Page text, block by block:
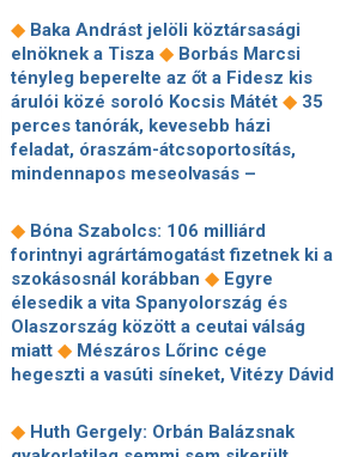
◆ Baka Andrást jelöli köztársasági
elnöknek a Tisza ◆ Borbás Marcsi
tényleg beperelte az őt a Fidesz kis
árulói közé soroló Kocsis Mátét ◆ 35
perces tanórák, kevesebb házi
feladat, óraszám-átcsoportosítás,
mindennapos meseolvasás –
tagozatos javaslatcsomagja
Lemond és az egyetemről is távozik
az Ádám Zoltánt kirúgó corvinusos
rektorhelyettes
Katasztrófavédelem: Ez már nekünk is
sok! És sajnos nem látjuk a végét
◆
Nem fizeti vissza a vételárat a zuglói
kormányzati negyed
szélerőmű-gyűlölete: egymilliárd
◆ Bóna Szabolcs: 106 milliárd
forintnyi agrártámogatást fizetnek ki a
szokásosnál korábban ◆ Egyre
élesedik a vita Spanyolország és
Olaszország között a ceutai válság
miatt ◆ Mészáros Lőrinc cége
hegeszti a vasúti síneket, Vitézy Dávid
tesz a Bosnyák téri irodakomplexum
beruházója, ha az állam felmondja a
◆ Huth Gergely: Orbán Balázsnak